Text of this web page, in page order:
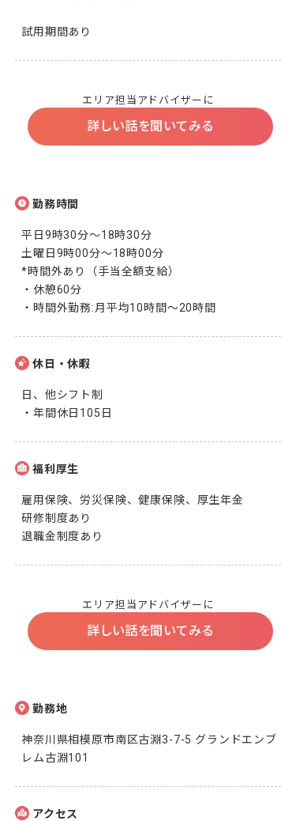
試用期間あり
エリア担当アドバイザーに
詳しい話を聞いてみる
勤務時間
平日9時30分～18時30分
土曜日9時00分～18時00分
*時間外あり（手当全額支給）
・休憩60分
・時間外勤務:月平均10時間～20時間
休日・休暇
日、他シフト制
・年間休日105日
福利厚生
雇用保険、労災保険、健康保険、厚生年金
研修制度あり
退職金制度あり
エリア担当アドバイザーに
詳しい話を聞いてみる
勤務地
神奈川県相模原市南区古淵3-7-5 グランドエンブ
レム古淵101
アクセス